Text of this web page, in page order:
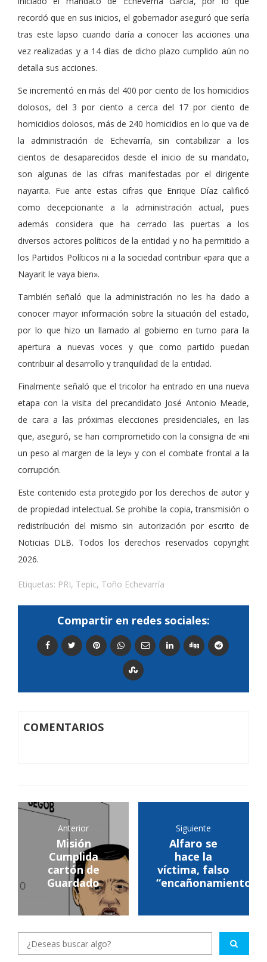
recordó que en sus inicios, el gobernador aseguró que sería
tras este lapso cuando daría a conocer las acciones una
vez realizadas y a 14 días de dicho plazo cumplido aún no
detalla sus acciones.
Se incrementó en más del 400 por ciento de los homicidios
dolosos, del 3 por ciento a cerca del 17 por ciento de
homicidios dolosos, más de 240 homicidios en lo que va de
la administración de Echevarría, sin contabilizar a los
cientos de desaparecidos desde el inicio de su mandato,
son algunas de las cifras manifestadas por el dirigente
nayarita. Fue ante estas cifras que Enrique Díaz calificó
como decepcionante a la administración actual, pues
además considera que ha cerrado las puertas a los
diversos actores políticos de la entidad y no ha permitido a
los Partidos Políticos ni a la sociedad contribuir «para que a
Nayarit le vaya bien».
También señaló que la administración no les ha dado a
conocer mayor información sobre la situación del estado,
por lo que hizo un llamado al gobierno en turno para la
apertura a nuevas voces y que como partido puedan
contribuir al desarrollo y tranquilidad de la entidad.
Finalmente señaló que el tricolor ha entrado en una nueva
etapa con la visita del precandidato José Antonio Meade,
de cara a las próximas elecciones presidenciales, en las
que, aseguró, se han comprometido con la consigna de «ni
un peso al margen de la ley» y con el combate frontal a la
corrupción.
Este contenido esta protegido por los derechos de autor y
de propiedad intelectual. Se prohibe la copia, transmisión o
redistribución del mismo sin autorización por escrito de
Noticias DLB. Todos los derechos reservados copyright
2026.
Etiquetas: PRI, Tepic, Toño Echevarría
Compartir en redes sociales:
COMENTARIOS
Anterior
Misión
Cumplida
cartón de
Guardado
Siguiente
Alfaro se
hace la
víctima, falso
“encañonamiento"